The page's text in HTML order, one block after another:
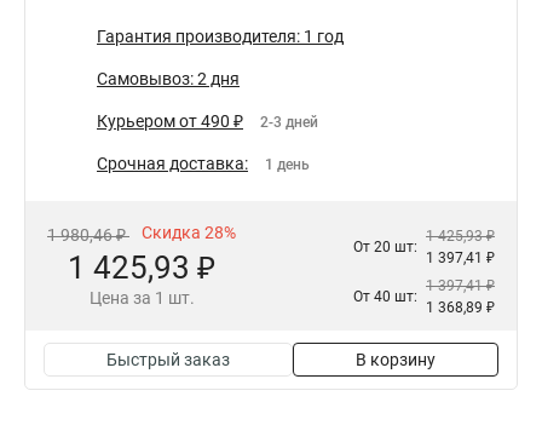
Гарантия производителя: 1 год
Самовывоз: 2 дня
Курьером от 490 ₽ 2-3 дней
Срочная доставка: 1 день
1 980,46 ₽ Скидка 28%
1 425,93 ₽
Цена за 1 шт.
От 20 шт:
1 425,93 ₽
1 397,41 ₽
От 40 шт:
1 397,41 ₽
1 368,89 ₽
Быстрый заказ В корзину